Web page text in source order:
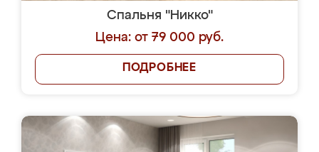
Спальня "Никко"
Цена: от 79 000 руб.
ПОДРОБНЕЕ